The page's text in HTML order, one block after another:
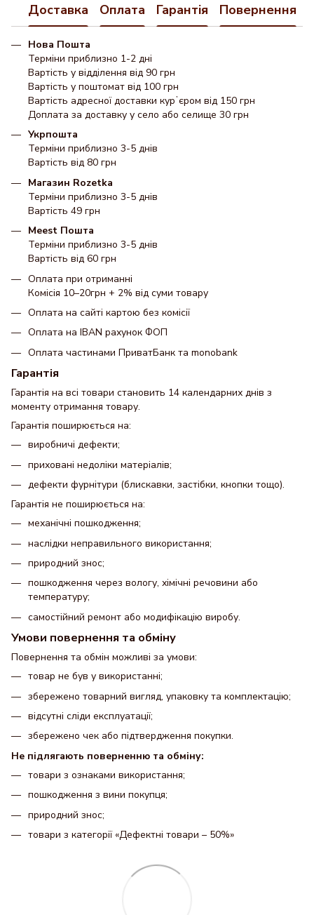
Доставка Оплата Гарантія Повернення
Нова Пошта
Терміни приблизно 1-2 дні
Вартість у відділення від 90 грн
Вартість у поштомат від 100 грн
Вартість адресної доставки курʼєром від 150 грн
Доплата за доставку у село або селище 30 грн
Укрпошта
Терміни приблизно 3-5 днів
Вартість від 80 грн
Магазин Rozetka
Терміни приблизно 3-5 днів
Вартість 49 грн
Meest Пошта
Терміни приблизно 3-5 днів
Вартість від 60 грн
Оплата при отриманні
Комісія 10–20грн + 2% від суми товару
Оплата на сайті картою без комісії
Оплата на IBAN рахунок ФОП
Оплата частинами ПриватБанк та monobank
Гарантія
Гарантія на всі товари становить 14 календарних днів з
моменту отримання товару.
Гарантія поширюється на:
виробничі дефекти;
приховані недоліки матеріалів;
дефекти фурнітури (блискавки, застібки, кнопки тощо).
Гарантія не поширюється на:
механічні пошкодження;
наслідки неправильного використання;
природний знос;
пошкодження через вологу, хімічні речовини або
температуру;
самостійний ремонт або модифікацію виробу.
Умови повернення та обміну
Повернення та обмін можливі за умови:
товар не був у використанні;
збережено товарний вигляд, упаковку та комплектацію;
відсутні сліди експлуатації;
збережено чек або підтвердження покупки.
Не підлягають поверненню та обміну:
товари з ознаками використання;
пошкодження з вини покупця;
природний знос;
товари з категорії «Дефектні товари – 50%»